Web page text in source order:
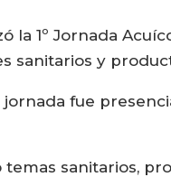
1º Jornada
sanitarios y
fue
sanitarios,